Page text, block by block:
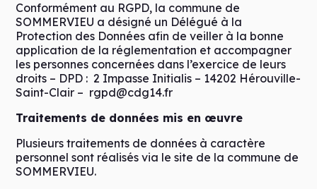
Conformément au RGPD, la commune de
SOMMERVIEU a désigné un Délégué à la
Protection des Données afin de veiller à la bonne
application de la réglementation et accompagner
les personnes concernées dans l’exercice de leurs
droits – DPD : 2 Impasse Initialis – 14202 Hérouville-
Saint-Clair – rgpd@cdg14.fr
Traitements de données mis en œuvre
Plusieurs traitements de données à caractère
personnel sont réalisés via le site de la commune de
SOMMERVIEU.